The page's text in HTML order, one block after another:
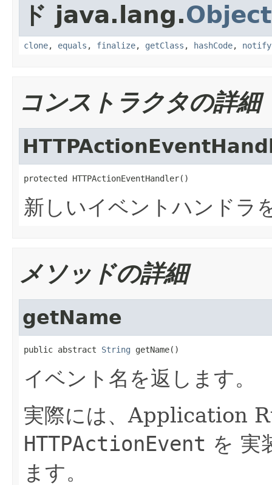
ド java.lang.Object
clone, equals , finalize, getClass , hashCode, notify
コンストラクタの詳細
protected HTTPActionEventHandler()
新しいイベントハンドラ
メソッドの詳細
getName
public abstract String getName()
イベント名を返します。
実際には、Application
HTTPActionEvent を 実
ます。